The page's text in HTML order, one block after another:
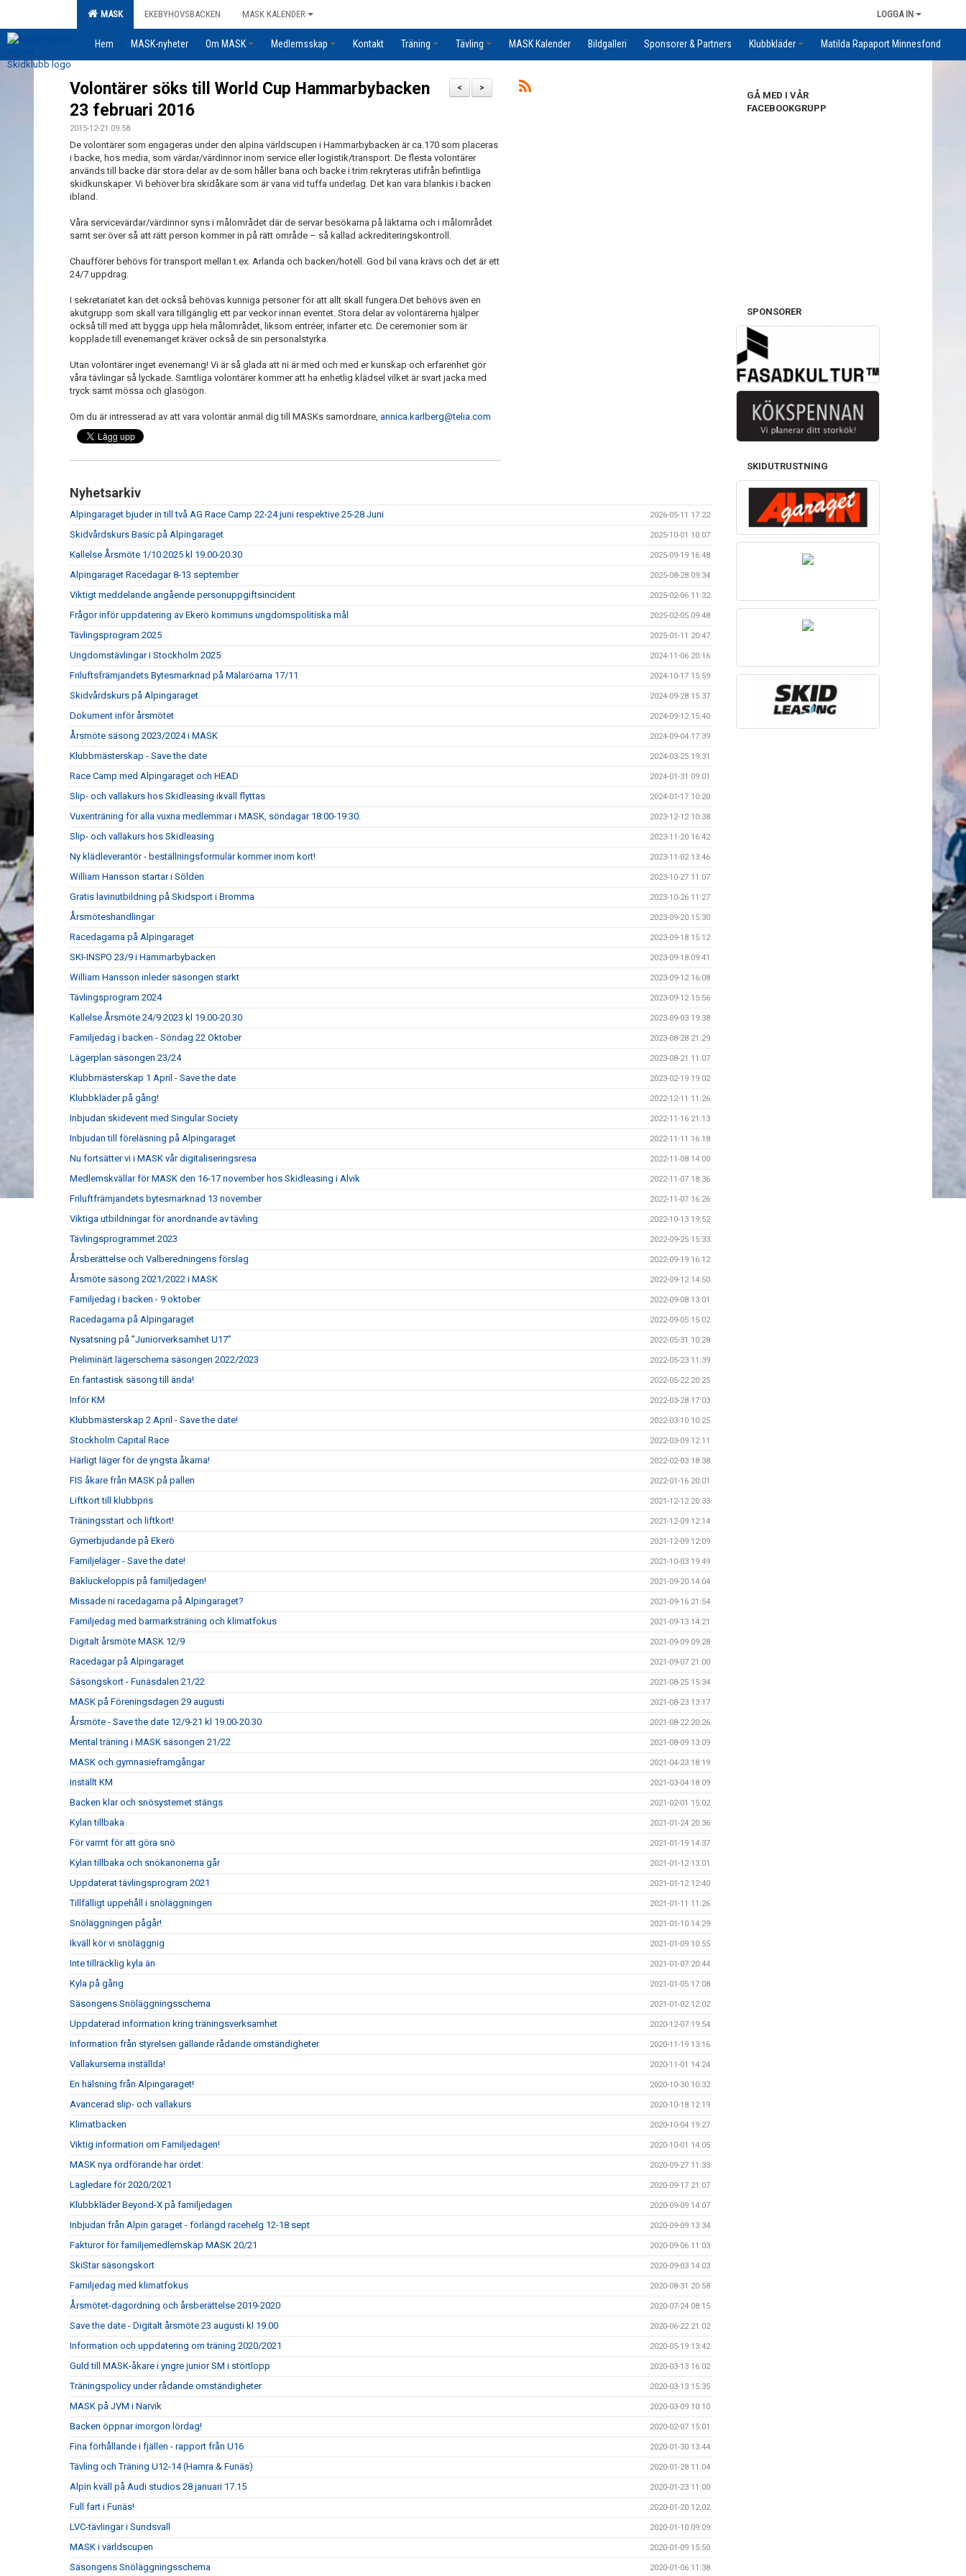
MASK EKEBYHOVSBACKEN MASK KALENDER LOGGA IN
Hem MASK-nyheter Om MASK Medlemsskap Kontakt Träning Tävling MASK Kalender Bildgalleri Sponsorer & Partners Klubbkläder Matilda Rapaport Minnesfond
>
<
Volontärer söks till World Cup Hammarbybacken
23 februari 2016
2015-12-21 09:58
De volontärer som engageras under den alpina världscupen i Hammarbybacken är ca.170 som placeras
i backe, hos media, som värdar/värdinnor inom service eller logistik/transport. De flesta volontärer
används till backe där stora delar av de som håller bana och backe i trim rekryteras utifrån befintliga
skidkunskaper. Vi behöver bra skidåkare som är vana vid tuffa underlag. Det kan vara blankis i backen
ibland.
Våra servicevärdar/värdinnor syns i målområdet där de servar besökarna på läktarna och i målområdet
samt ser över så att rätt person kommer in på rätt område – så kallad ackrediteringskontroll.
Chaufförer behövs för transport mellan t.ex. Arlanda och backen/hotell. God bil vana krävs och det är ett
24/7 uppdrag.
I sekretariatet kan det också behövas kunniga personer för att allt skall fungera.Det behövs även en
akutgrupp som skall vara tillgänglig ett par veckor innan eventet. Stora delar av volontärerna hjälper
också till med att bygga upp hela målområdet, liksom entréer, infarter etc. De ceremonier som är
kopplade till evenemanget kräver också de sin personalstyrka.
Utan volontärer inget evenemang! Vi är så glada att ni är med och med er kunskap och erfarenhet gör
våra tävlingar så lyckade. Samtliga volontärer kommer att ha enhetlig klädsel vilket är svart jacka med
tryck samt mössa och glasögon.
Om du är intresserad av att vara volontär anmäl dig till MASKs samordnare, annica.karlberg@telia.com
Nyhetsarkiv
Alpingaraget bjuder in till två AG Race Camp 22-24 juni respektive 25-28 Juni 2026-05-11 17:22
Skidvårdskurs Basic på Alpingaraget 2025-10-01 10:07
Kallelse Årsmöte 1/10 2025 kl 19.00-20.30 2025-09-19 16:48
Alpingaraget Racedagar 8-13 september 2025-08-28 09:34
Viktigt meddelande angående personuppgiftsincident 2025-02-06 11:32
Frågor inför uppdatering av Ekerö kommuns ungdomspolitiska mål 2025-02-05 09:48
Tävlingsprogram 2025 2025-01-11 20:47
Ungdomstävlingar i Stockholm 2025 2024-11-06 20:16
Friluftsfrämjandets Bytesmarknad på Mälaröarna 17/11 2024-10-17 15:59
Skidvårdskurs på Alpingaraget 2024-09-28 15:37
Dokument inför årsmötet 2024-09-12 15:40
Årsmöte säsong 2023/2024 i MASK 2024-09-04 17:39
Klubbmästerskap - Save the date 2024-03-25 19:31
Race Camp med Alpingaraget och HEAD 2024-01-31 09:01
Slip- och vallakurs hos Skidleasing ikväll flyttas 2024-01-17 10:20
Vuxenträning för alla vuxna medlemmar i MASK, söndagar 18:00-19:30. 2023-12-12 10:38
Slip- och vallakurs hos Skidleasing 2023-11-20 16:42
Ny klädleverantör - beställningsformulär kommer inom kort! 2023-11-02 13:46
William Hansson startar i Sölden 2023-10-27 11:07
Gratis lavinutbildning på Skidsport i Bromma 2023-10-26 11:27
Årsmöteshandlingar 2023-09-20 15:30
Racedagarna på Alpingaraget 2023-09-18 15:12
SKI-INSPO 23/9 i Hammarbybacken 2023-09-18 09:41
William Hansson inleder säsongen starkt 2023-09-12 16:08
Tävlingsprogram 2024 2023-09-12 15:56
Kallelse Årsmöte 24/9 2023 kl 19.00-20.30 2023-09-03 19:38
Familjedag i backen - Söndag 22 Oktober 2023-08-28 21:29
Lägerplan säsongen 23/24 2023-08-21 11:07
Klubbmästerskap 1 April - Save the date 2023-02-19 19:02
Klubbkläder på gång! 2022-12-11 11:26
Inbjudan skidevent med Singular Society 2022-11-16 21:13
Inbjudan till föreläsning på Alpingaraget 2022-11-11 16:18
Nu fortsätter vi i MASK vår digitaliseringsresa 2022-11-08 14:00
Medlemskvällar för MASK den 16-17 november hos Skidleasing i Alvik 2022-11-07 18:36
Friluftfrämjandets bytesmarknad 13 november 2022-11-07 16:26
Viktiga utbildningar för anordnande av tävling 2022-10-13 19:52
Tävlingsprogrammet 2023 2022-09-25 15:33
Årsberättelse och Valberedningens förslag 2022-09-19 16:12
Årsmöte säsong 2021/2022 i MASK 2022-09-12 14:50
Familjedag i backen - 9 oktober 2022-09-08 13:01
Racedagarna på Alpingaraget 2022-09-05 15:02
Nysatsning på ”Juniorverksamhet U17” 2022-05-31 10:28
Preliminärt lägerschema säsongen 2022/2023 2022-05-23 11:39
En fantastisk säsong till ända! 2022-05-22 20:25
Inför KM 2022-03-28 17:03
Klubbmästerskap 2 April - Save the date! 2022-03-10 10:25
Stockholm Capital Race 2022-03-09 12:11
Härligt läger för de yngsta åkarna! 2022-02-03 18:38
FIS åkare från MASK på pallen 2022-01-16 20:01
Liftkort till klubbpris 2021-12-12 20:33
Träningsstart och liftkort! 2021-12-09 12:14
Gymerbjudande på Ekerö 2021-12-09 12:09
Familjeläger - Save the date! 2021-10-03 19:49
Bakluckeloppis på familjedagen! 2021-09-20 14:04
Missade ni racedagarna på Alpingaraget? 2021-09-16 21:54
Familjedag med barmarksträning och klimatfokus 2021-09-13 14:21
Digitalt årsmöte MASK 12/9 2021-09-09 09:28
Racedagar på Alpingaraget 2021-09-07 21:00
Säsongskort - Funäsdalen 21/22 2021-08-25 15:34
MASK på Föreningsdagen 29 augusti 2021-08-23 13:17
Årsmöte - Save the date 12/9-21 kl 19.00-20.30 2021-08-22 20:26
Mental träning i MASK säsongen 21/22 2021-08-09 13:09
MASK och gymnasieframgångar 2021-04-23 18:19
Inställt KM 2021-03-04 18:09
Backen klar och snösystemet stängs 2021-02-01 15:02
Kylan tillbaka 2021-01-24 20:36
För varmt för att göra snö 2021-01-19 14:37
Kylan tillbaka och snökanonerna går 2021-01-12 13:01
Uppdaterat tävlingsprogram 2021 2021-01-12 12:40
Tillfälligt uppehåll i snöläggningen 2021-01-11 11:26
Snöläggningen pågår! 2021-01-10 14:29
Ikväll kör vi snöläggnig 2021-01-09 10:55
Inte tillräcklig kyla än 2021-01-07 20:44
Kyla på gång 2021-01-05 17:08
Säsongens Snöläggningsschema 2021-01-02 12:02
Uppdaterad information kring träningsverksamhet 2020-12-07 19:54
Information från styrelsen gällande rådande omständigheter 2020-11-19 13:16
Vallakurserna inställda! 2020-11-01 14:24
En hälsning från Alpingaraget! 2020-10-30 10:32
Avancerad slip- och vallakurs 2020-10-18 12:19
Klimatbacken 2020-10-04 19:27
Viktig information om Familjedagen! 2020-10-01 14:05
MASK nya ordförande har ordet: 2020-09-27 11:33
Lagledare för 2020/2021 2020-09-17 21:07
Klubbkläder Beyond-X på familjedagen 2020-09-09 14:07
Inbjudan från Alpin garaget - förlängd racehelg 12-18 sept 2020-09-09 13:34
Fakturor för familjemedlemskap MASK 20/21 2020-09-06 11:03
SkiStar säsongskort 2020-09-03 14:03
Familjedag med klimatfokus 2020-08-31 20:58
Årsmötet-dagordning och årsberättelse 2019-2020 2020-07-24 08:15
Save the date - Digitalt årsmöte 23 augusti kl 19.00 2020-06-22 21:02
Information och uppdatering om träning 2020/2021 2020-05-19 13:42
Guld till MASK-åkare i yngre junior SM i störtlopp 2020-03-13 16:02
Träningspolicy under rådande omständigheter 2020-03-13 15:35
MASK på JVM i Narvik 2020-03-09 10:10
Backen öppnar imorgon lördag! 2020-02-07 15:01
Fina förhållande i fjällen - rapport från U16 2020-01-30 13:44
Tävling och Träning U12-14 (Hamra & Funäs) 2020-01-28 11:04
Alpin kväll på Audi studios 28 januari 17.15 2020-01-23 11:00
Full fart i Funäs! 2020-01-20 12:02
LVC-tävlingar i Sundsvall 2020-01-10 09:09
MASK i världscupen 2020-01-09 15:50
Säsongens Snöläggningsschema 2020-01-06 11:38
GÅ MED I VÅR
FACEBOOKGRUPP
SPONSORER
SKIDUTRUSTNING